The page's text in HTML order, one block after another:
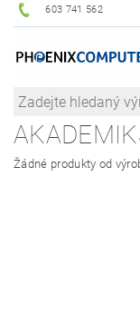
603 741 562
Žádné produkty od